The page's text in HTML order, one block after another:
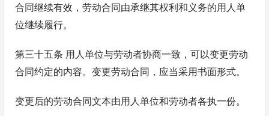
合同继续有效，劳动合同由承继其权利和义务的用人单
位继续履行。
第三十五条 用人单位与劳动者协商一致，可以变更劳动
合同约定的内容。变更劳动合同，应当采用书面形式。
变更后的劳动合同文本由用人单位和劳动者各执一份。